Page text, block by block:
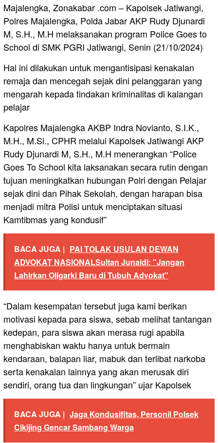
Majalengka, Zonakabar .com – Kapolsek Jatiwangi,
Polres Majalengka, Polda Jabar AKP Rudy Djunardi
M, S.H., M.H melaksanakan program Police Goes to
School di SMK PGRI Jatiwangi, Senin (21/10/2024)
Hal ini dilakukan untuk mengantisipasi kenakalan
remaja dan mencegah sejak dini pelanggaran yang
mengarah kepada tindakan kriminalitas di kalangan
pelajar
Kapolres Majalengka AKBP Indra Novianto, S.I.K.,
M.H., M.Si., CPHR melalui Kapolsek Jatiwangi AKP
Rudy Djunardi M, S.H., M.H menerangkan “Police
Goes To School kita laksanakan secara rutin dengan
tujuan meningkatkan hubungan Polri dengan Pelajar
sejak dini dan Pihak Sekolah, dengan harapan bisa
menjadi mitra Polisi untuk menciptakan situasi
Kamtibmas yang kondusif”
BACA JUGA | PAI TOLAK USULAN DEWAN
ADVOKAT NASIONALSultan Junaidi: "Jangan
Lahirkan Oligarki Baru di Tubuh Advokat"
“Dalam kesempatan tersebut juga kami berikan
motivasi kepada para siswa, sebab melihat tantangan
kedepan, para siswa akan merasa rugi apabila
menghabiskan waktu hanya untuk bermain
kendaraan, balapan liar, mabuk dan terlibat narkoba
serta kenakalan lainnya yang akan merusak diri
sendiri, orang tua dan lingkungan” ujar Kapolsek
BACA JUGA | Jaga Kondusifitas, Personil Polsek
Cikijing Gencar Sambang Warga